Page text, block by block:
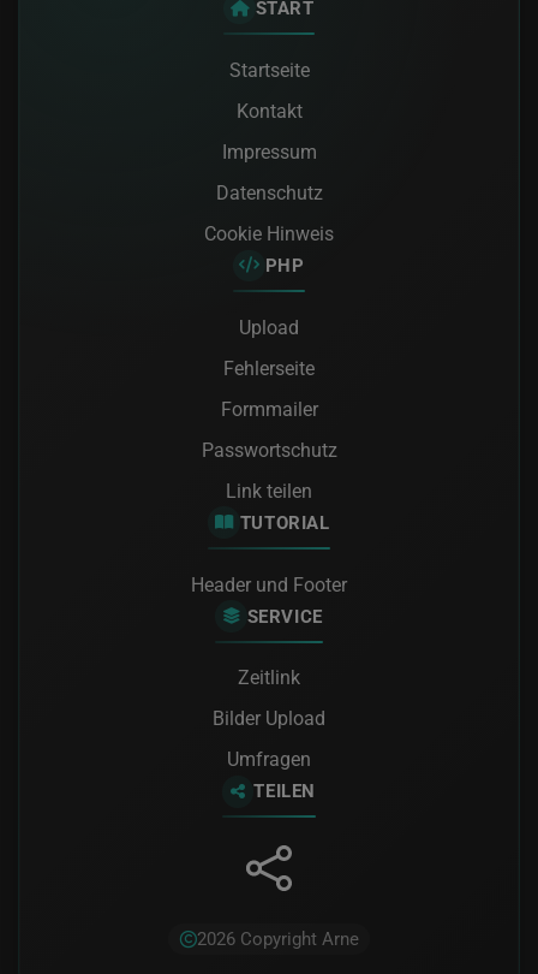
START
Startseite
Kontakt
Impressum
Datenschutz
Cookie Hinweis
PHP
Upload
Fehlerseite
Formmailer
Passwortschutz
Link teilen
TUTORIAL
Header und Footer
SERVICE
Zeitlink
Bilder Upload
Umfragen
TEILEN
2026 Copyright Arne
Diese Website verwendet ausschließlich